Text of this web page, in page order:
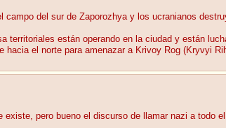
del sur de Zaporozhya y los ucranianos
están operando en la ciudad y están
el norte para amenazar a Krivoy Rog (Kryvyi
pero bueno el discurso de llamar nazi a todo